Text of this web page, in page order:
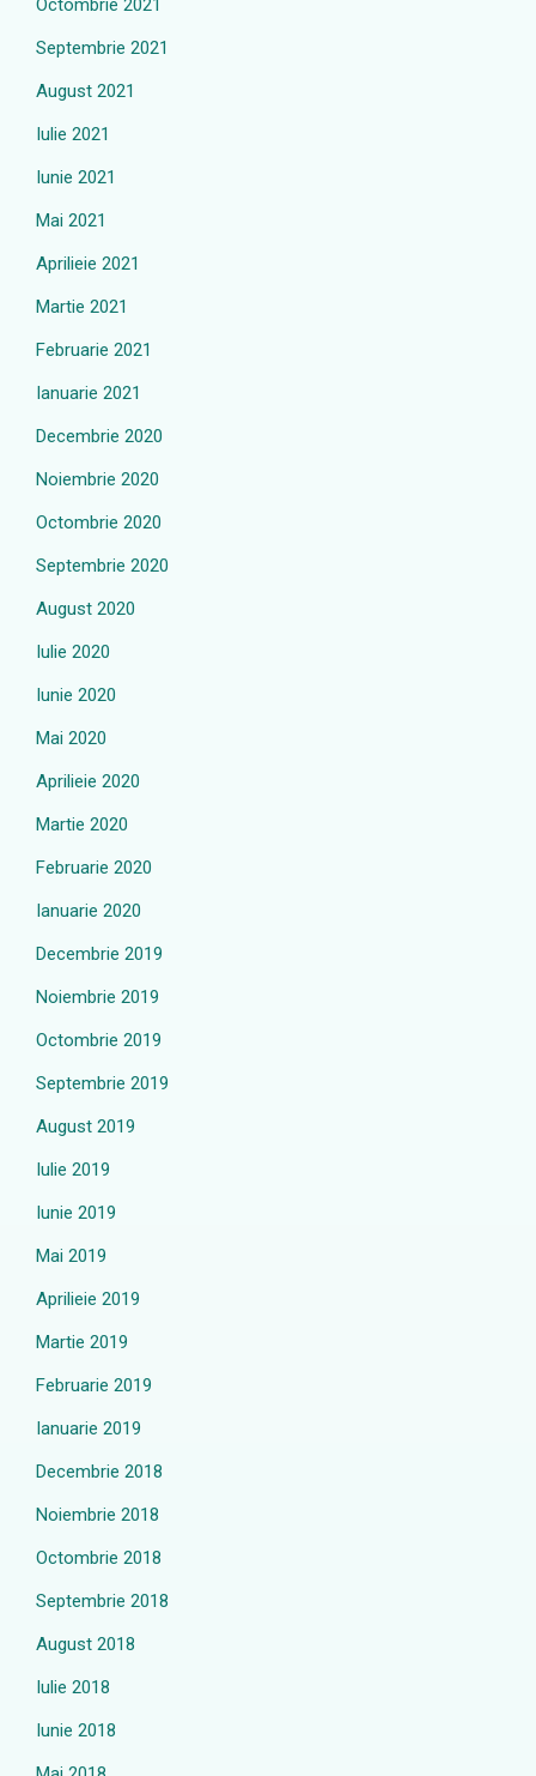
Octombrie 2021
Septembrie 2021
August 2021
Iulie 2021
Iunie 2021
Mai 2021
Aprilieie 2021
Martie 2021
Februarie 2021
Ianuarie 2021
Decembrie 2020
Noiembrie 2020
Octombrie 2020
Septembrie 2020
August 2020
Iulie 2020
Iunie 2020
Mai 2020
Aprilieie 2020
Martie 2020
Februarie 2020
Ianuarie 2020
Decembrie 2019
Noiembrie 2019
Octombrie 2019
Septembrie 2019
August 2019
Iulie 2019
Iunie 2019
Mai 2019
Aprilieie 2019
Martie 2019
Februarie 2019
Ianuarie 2019
Decembrie 2018
Noiembrie 2018
Octombrie 2018
Septembrie 2018
August 2018
Iulie 2018
Iunie 2018